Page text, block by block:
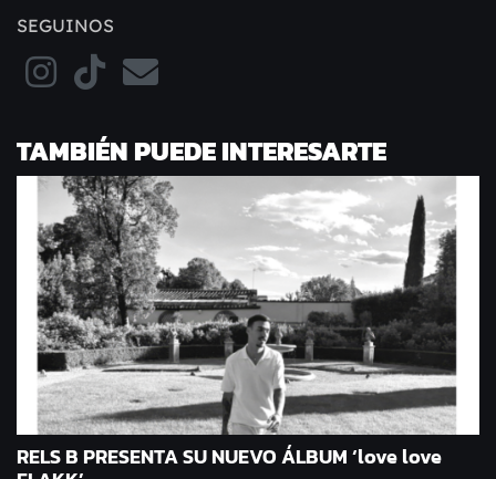
SEGUINOS
TAMBIÉN PUEDE INTERESARTE
RELS B PRESENTA SU NUEVO ÁLBUM ‘love love